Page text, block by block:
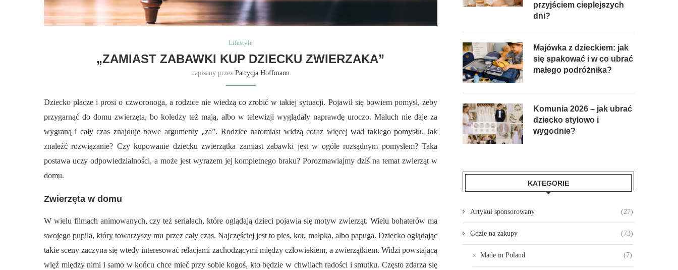
Lifestyle
„ZAMIAST ZABAWKI KUP DZIECKU ZWIERZAKA”
napisany przezPatrycja Hoffmann
Dziecko płacze i prosi o czworonoga, a rodzice nie wiedzą co zrobić w takiej sytuacji. Pojawił się bowiem pomysł, żeby
przygarnąć do domu zwierzęta, bo koledzy też mają, albo w telewizji wyglądały naprawdę uroczo. Maluch nie daje za
wygraną i cały czas znajduje nowe argumenty „za”. Rodzice natomiast widzą coraz więcej wad takiego pomysłu. Jak
znaleźć rozwiązanie? Czy kupowanie dziecku zwierzątka zamiast zabawki jest w ogóle rozsądnym pomysłem? Taka
postawa uczy odpowiedzialności, a może jest wyrazem jej kompletnego braku? Porozmawiajmy dziś na temat zwierząt w
domu.
Zwierzęta w domu
W wielu filmach animowanych, czy też serialach, które oglądają dzieci pojawia się motyw zwierząt. Wielu bohaterów ma
swojego pupila, który towarzyszy mu przez cały czas. Najczęściej jest to pies, kot, małpka, albo papuga. Dziecko oglądając
takie sceny zaczyna się wtedy interesować relacjami zachodzącymi między człowiekiem, a zwierzątkiem. Widzi powstającą
więź między nimi i samo w końcu chce mieć przy sobie kogoś, kto będzie w chwilach radości i smutku. Często zdarza się
przyjściem cieplejszych
dni?
Majówka z dzieckiem: jak
się spakować i w co ubrać
małego podróżnika?
Komunia 2026 – jak ubrać
dziecko stylowo i
wygodnie?
KATEGORIE
Artykuł sponsorowany (27)
Gdzie na zakupy (73)
Made in Poland (7)